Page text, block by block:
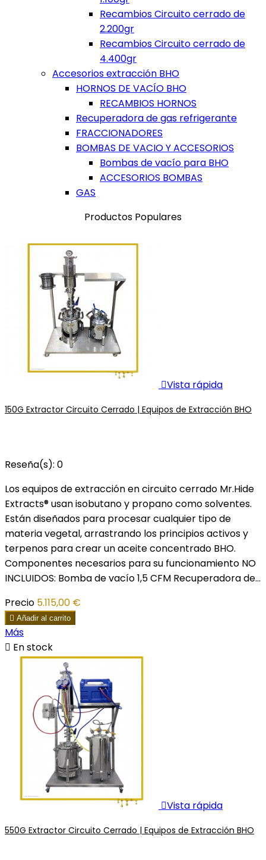
Recambios Circuito cerrado de
2.200gr
Recambios Circuito cerrado de
4.400gr
Accesorios extracción BHO
HORNOS DE VACÍO BHO
RECAMBIOS HORNOS
Recuperadora de gas refrigerante
FRACCIONADORES
BOMBAS DE VACIO Y ACCESORIOS
Bombas de vacío para BHO
ACCESORIOS BOMBAS
GAS
Productos Populares
Vista rápida
150G Extractor Circuito Cerrado | Equipos de Extracción BHO
Reseña(s): 0
Los equipos de extracción en circuito cerrado Mr.Hide
Extracts® usan isobutano y propano como solventes.
Están diseñados para procesar cualquier tipo de
materia vegetal, arrastrando los principios activos y
terpenos para crear un aceite concentrado BHO.
Componentes necesarios para su funcionamiento NO
INCLUIDOS: Bomba de vacío 1,5 CFM Recuperadora de...
Precio 5.115,00 €
 Añadir al carrito
Más
 En stock
Vista rápida
550G Extractor Circuito Cerrado | Equipos de Extracción BHO